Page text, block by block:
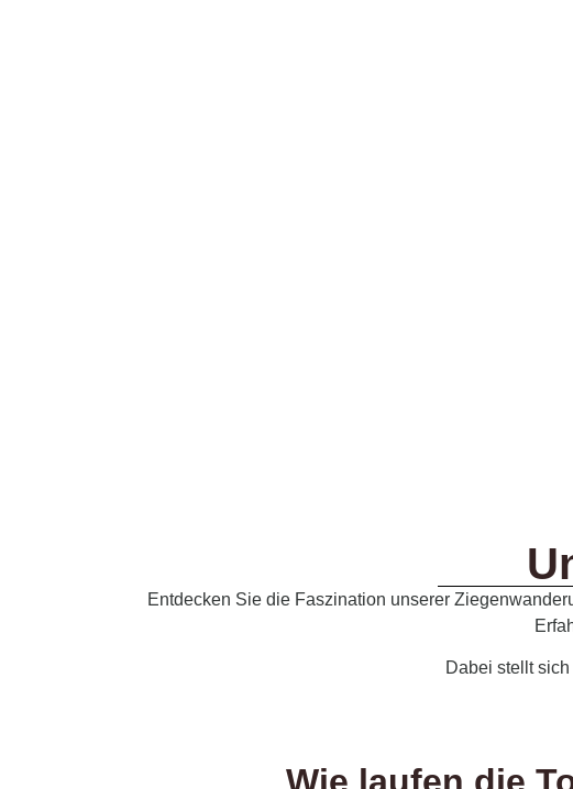
Entdecken Sie die Faszination unserer
Dabei stellt
Wie laufen die